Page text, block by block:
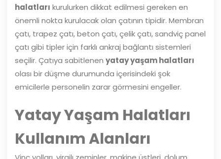
halatları kurulurken dikkat edilmesi gereken en
önemli nokta kurulacak olan çatının tipidir. Membran
çatı, trapez çatı, beton çatı, çelik çatı, sandviç panel
çatı gibi tipler için farklı ankraj bağlantı sistemleri
seçilir. Çatıya sabitlenen yatay yaşam halatları
olası bir düşme durumunda içerisindeki şok
emicilerle personelin zarar görmesini engeller.
Yatay Yaşam Halatları
Kullanım Alanları